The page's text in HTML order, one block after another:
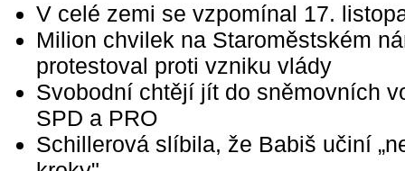
V celé zemi se vzpomínal 17.
Milion chvilek na Staroměstském
protestoval proti vzniku vlády
Svobodní chtějí jít do sněmovních
SPD a PRO
Schillerová slíbila, že Babiš učiní